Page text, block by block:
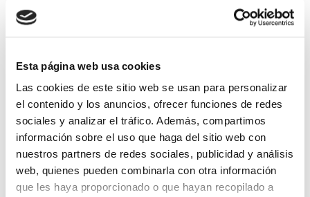
Esta página web usa cookies
Las cookies de este sitio web se usan para personalizar
el contenido y los anuncios, ofrecer funciones de redes
sociales y analizar el tráfico. Además, compartimos
información sobre el uso que haga del sitio web con
nuestros partners de redes sociales, publicidad y análisis
web, quienes pueden combinarla con otra información
que les haya proporcionado o que hayan recopilado a
Todos los barcos de Royal Caribean
Empress of the Seas
Explorer of the Seas Freedom of the Seas
Liberty of the Seas
Majesty of the Seas
Mariner of the Seas Navigator of the Seas Oasis of the Seas
Odyssey of the Seas Ovation of the Seas Quantum of the Seas
Radiance of the Seas Serenade of the Seas Spectrum of the Seas
Vision of the Seas Voyager of the Seas